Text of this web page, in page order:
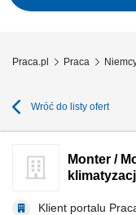
Praca.pl Praca
Wróć do listy ofert
Monter /
Klient portalu